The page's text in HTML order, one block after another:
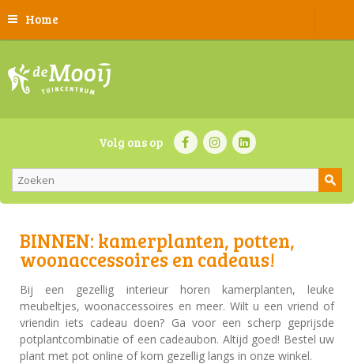
Home
Volg ons op
BINNEN: kamerplanten, potten,
woonaccessoires en cadeaus!
Bij een gezellig interieur horen kamerplanten, leuke
meubeltjes, woonaccessoires en meer. Wilt u een vriend of
vriendin iets cadeau doen? Ga voor een scherp geprijsde
potplantcombinatie of een cadeaubon. Altijd goed! Bestel uw
plant met pot online of kom gezellig langs in onze winkel.